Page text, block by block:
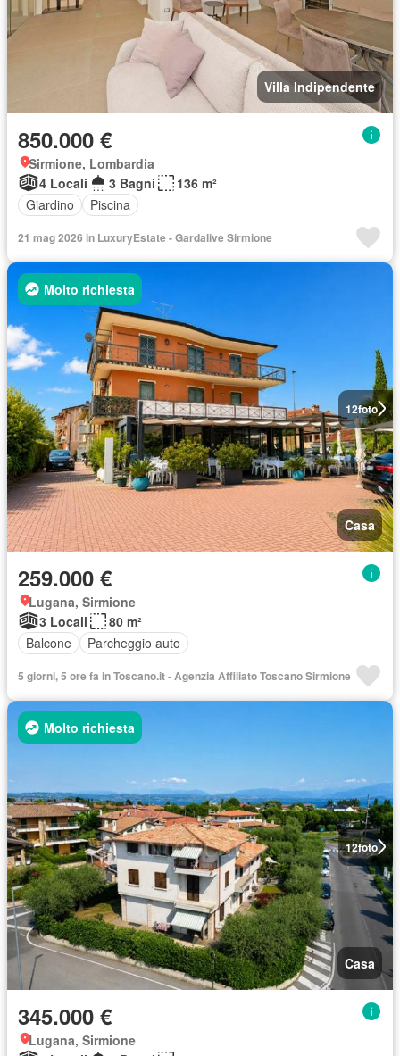
Villa Indipendente
850.000 €
Sirmione, Lombardia
4 Locali
3 Bagni
136 m²
Giardino
Piscina
21 mag 2026 in LuxuryEstate - Gardalive Sirmione
12foto
Molto richiesta
Casa
259.000 €
Lugana, Sirmione
3 Locali
80 m²
Balcone
Parcheggio auto
5 giorni, 5 ore fa in Toscano.it - Agenzia Affiliato Toscano Sirmione
12foto
Molto richiesta
Casa
345.000 €
Lugana, Sirmione